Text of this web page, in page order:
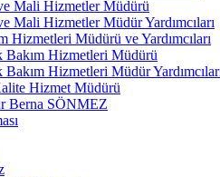
Mali Hizmetler Müdürü
Mali Hizmetler Müdür Yardımcıları
Hizmetleri Müdürü ve Yardımcıları
Bakım Hizmetleri Müdürü
Bakım Hizmetleri Müdür
Hizmet Müdürü
Berna SÖNMEZ